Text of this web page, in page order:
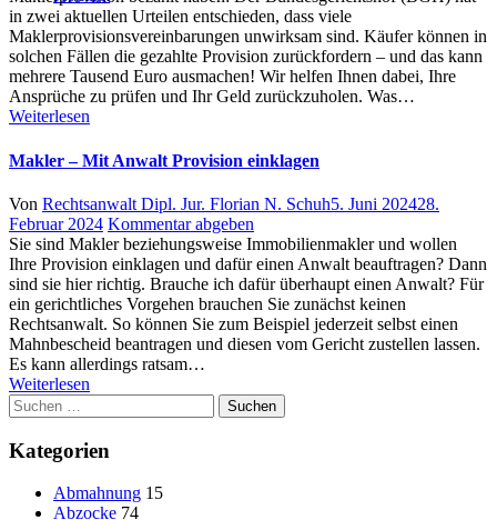
in zwei aktuellen Urteilen entschieden, dass viele
Maklerprovisionsvereinbarungen unwirksam sind. Käufer können in
solchen Fällen die gezahlte Provision zurückfordern – und das kann
mehrere Tausend Euro ausmachen! Wir helfen Ihnen dabei, Ihre
Ansprüche zu prüfen und Ihr Geld zurückzuholen. Was…
Weiterlesen
Makler – Mit Anwalt Provision einklagen
Author
Von Rechtsanwalt Dipl. Jur. Florian N. SchuhPosted
5. Juni 202428.
Februar 2024 Kommentar abgeben
Sie sind Makler beziehungsweise Immobilienmakler und wollen
Ihre Provision einklagen und dafür einen Anwalt beauftragen? Dann
sind sie hier richtig. Brauche ich dafür überhaupt einen Anwalt? Für
ein gerichtliches Vorgehen brauchen Sie zunächst keinen
Rechtsanwalt. So können Sie zum Beispiel jederzeit selbst einen
Mahnbescheid beantragen und diesen vom Gericht zustellen lassen.
Es kann allerdings ratsam…
Weiterlesen
Suchen
nach:
Kategorien
Abmahnung 15
Abzocke 74